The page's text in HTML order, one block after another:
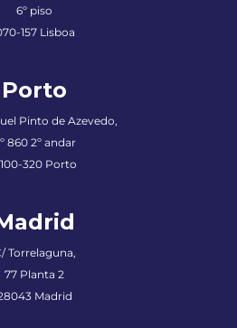
6º piso
157 Lisboa
Porto
Pinto de Azevedo,
860 2º andar
320 Porto
Torrelaguna,
77 Planta 2
Madrid